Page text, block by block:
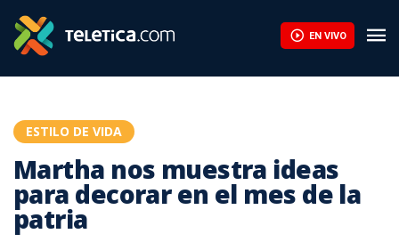
EN VIVO
ESTILO DE VIDA
Martha nos muestra ideas
para decorar en el mes de la
patria